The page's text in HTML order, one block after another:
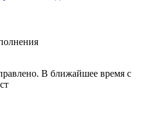
В ближайшее время с